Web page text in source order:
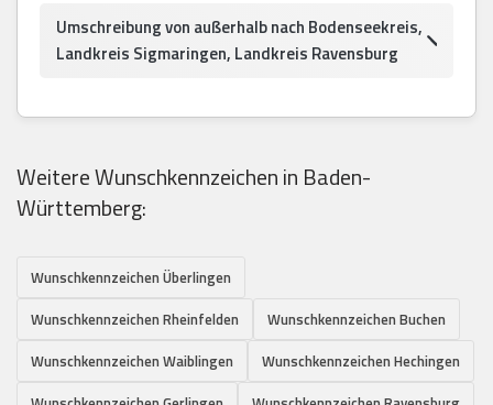
Umschreibung von außerhalb nach Bodenseekreis,
Landkreis Sigmaringen, Landkreis Ravensburg
Weitere Wunschkennzeichen in Baden-
Württemberg:
Wunschkennzeichen Überlingen
Wunschkennzeichen Rheinfelden
Wunschkennzeichen Buchen
Wunschkennzeichen Waiblingen
Wunschkennzeichen Hechingen